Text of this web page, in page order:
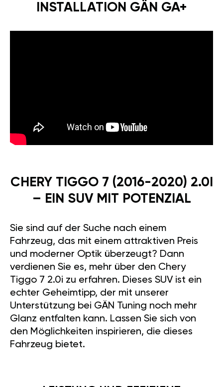
INSTALLATION GÄN GA+
CHERY TIGGO 7 (2016-2020) 2.0I
– EIN SUV MIT POTENZIAL
Sie sind auf der Suche nach einem
Fahrzeug, das mit einem attraktiven Preis
und moderner Optik überzeugt? Dann
verdienen Sie es, mehr über den Chery
Tiggo 7 2.0i zu erfahren. Dieses SUV ist ein
echter Geheimtipp, der mit unserer
Unterstützung bei GÄN Tuning noch mehr
Glanz entfalten kann. Lassen Sie sich von
den Möglichkeiten inspirieren, die dieses
Fahrzeug bietet.